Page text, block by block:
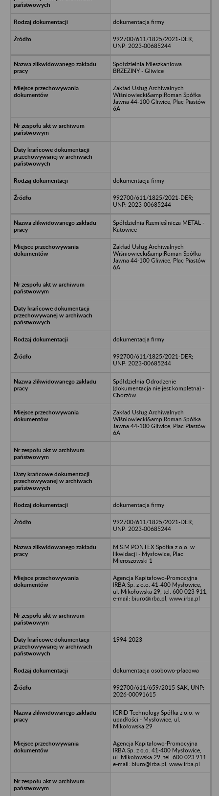
dokumentacja firmy
992700/611/1825/2021-DER;
UNP: 2023-00685244
Spółdzielnia Mieszkaniowa
BRZEZINY - Gliwice
Zakład Usług Archiwalnych
Wiśniowiecki&amp;Roman Spółka
Jawna 44-100 Gliwice, Plac Piastów
6A
dokumentacja firmy
992700/611/1825/2021-DER;
UNP: 2023-00685244
Spółdzielnia Rzemieślnicza METAL -
Katowice
Zakład Usług Archiwalnych
Wiśniowiecki&amp;Roman Spółka
Jawna 44-100 Gliwice, Plac Piastów
6A
dokumentacja firmy
992700/611/1825/2021-DER;
UNP: 2023-00685244
Spółdzielnia Odrodzenie
(dokumentacja nie jest kompletna) -
Chorzów
Zakład Usług Archiwalnych
Wiśniowiecki&amp;Roman Spółka
Jawna 44-100 Gliwice, Plac Piastów
6A
dokumentacja firmy
992700/611/1825/2021-DER;
UNP: 2023-00685244
M.S.M PONTEX Spółka z o.o. w
likwidacji - Mysłowice, Plac
Mieroszowski 1
Agencja Kapitałowo-Promocyjna
IRBA Sp. z o.o. 41-400 Mysłowice,
ul. Mikołowska 29, tel. 600 023 911,
e-mail: biuro@irba.pl, www.irba.pl
1994-2023
dokumentacja osobowo-płacowa
992700/611/659/2015-SAK, UNP:
2026-00091615
IGRID Technology Spółka z o.o. w
upadłości - Mysłowice, ul.
Mikołowska 29
Agencja Kapitałowo-Promocyjna
IRBA Sp. z o.o. 41-400 Mysłowice,
ul. Mikołowska 29, tel. 600 023 911,
e-mail: biuro@irba.pl, www.irba.pl